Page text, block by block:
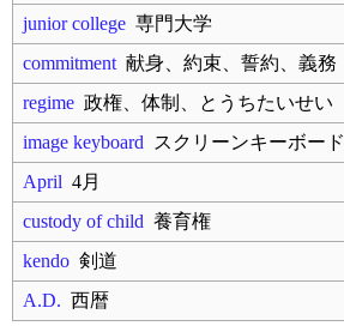
junior college 専門大学
commitment 献身、約束、誓約、義務
regime 政権、体制、とうちたいせい
image keyboard スクリーンキーボード
April 4月
custody of child 養育権
kendo 剣道
A.D. 西暦